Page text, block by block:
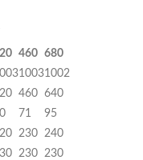
460 680
10031002
460 640
71
95
230 240
230 230